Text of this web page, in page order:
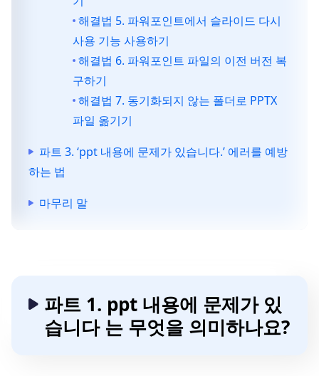
해결법 5. 파워포인트에서 슬라이드 다시
사용 기능 사용하기
해결법 6. 파워포인트 파일의 이전 버전 복
구하기
해결법 7. 동기화되지 않는 폴더로 PPTX
파일 옮기기
파트 3. ‘ppt 내용에 문제가 있습니다.’ 에러를 예방
하는 법
마무리 말
파트 1. ppt 내용에 문제가 있
습니다 는 무엇을 의미하나요?